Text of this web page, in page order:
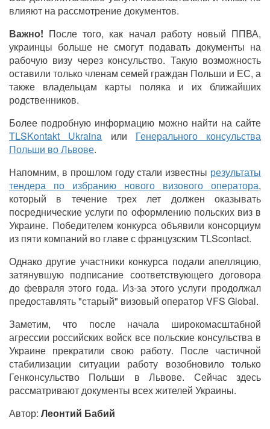
влияют на рассмотрение документов.
Важно! После того, как начал работу новый ППВА,
украинцы больше не смогут подавать документы на
рабочую визу через консульство. Такую возможность
оставили только членам семей граждан Польши и ЕС, а
также владельцам карты поляка и их ближайших
родственников.
Более подробную информацию можно найти на сайте
TLSKontakt Ukraina или Генерального консульства
Польши во Львове.
Напомним, в прошлом году стали известны результаты
тендера по избранию нового визового оператора,
который в течение трех лет должен оказывать
посреднические услуги по оформлению польских виз в
Украине. Победителем конкурса объявили консорциум
из пяти компаний во главе с французским TLScontact.
Однако другие участники конкурса подали апелляцию,
затянувшую подписание соответствующего договора
до февраля этого года. Из-за этого услуги продолжал
предоставлять "старый" визовый оператор VFS Global.
Заметим, что после начала широкомасштабной
агрессии российских войск все польские консульства в
Украине прекратили свою работу. После частичной
стабилизации ситуации работу возобновило только
Генконсульство Польши в Львове. Сейчас здесь
рассматривают документы всех жителей Украины.
Автор: Леонтий Бабий